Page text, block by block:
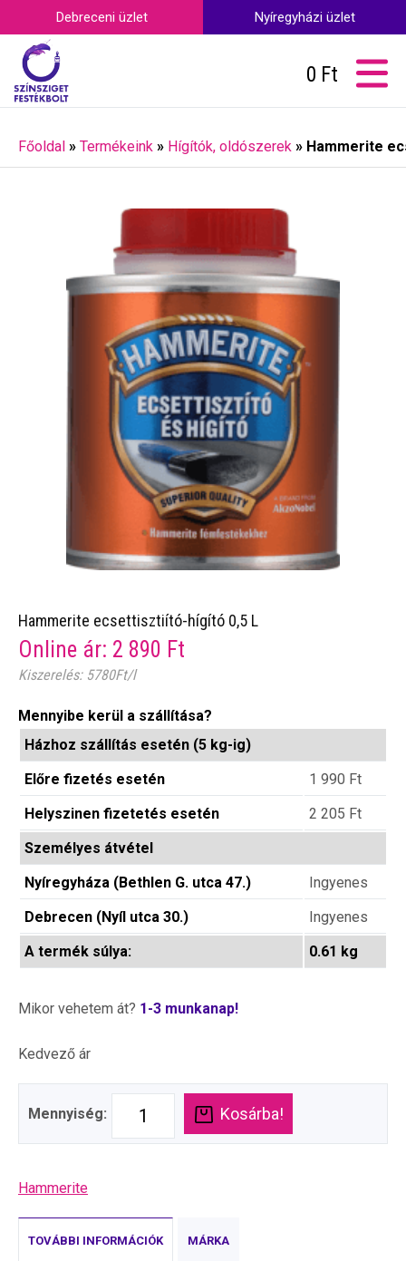
Debreceni üzlet Nyíregyházi üzlet
0 Ft
Főoldal » Termékeink » Hígítók, oldószerek » Hammerite
Hammerite ecsettisztiító-hígító 0,5 L
Online ár: 2 890 Ft
Kiszerelés: 5780Ft/l
Mennyibe kerül a szállítása?
Házhoz szállítás esetén (5 kg-ig)
Előre fizetés esetén
1 990 Ft
Helyszinen fizetetés esetén
2 205 Ft
Személyes átvétel
Nyíregyháza (Bethlen G. utca 47.)
Ingyenes
Debrecen (Nyíl utca 30.)
Ingyenes
A termék súlya:
0.61 kg
Mikor vehetem át? 1-3 munkanap!
Kedvező ár
Mennyiség: Kosárba!
Hammerite
TOVÁBBI INFORMÁCIÓK MÁRKA